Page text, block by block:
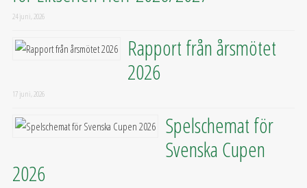
24 juni, 2026
Rapport från årsmötet
2026
17 juni, 2026
Spelschemat för
Svenska Cupen
2026